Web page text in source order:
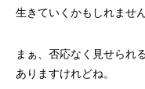
生きていくかもしれません
まぁ、否応なく見せられ
ありますけれどね。